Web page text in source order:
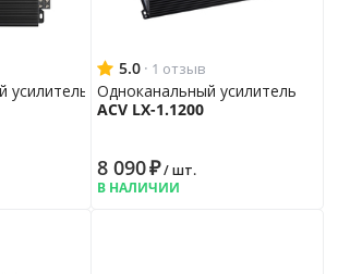
усилитель
5.0 · 1 отзыв
Одноканальный усилитель
ACV LX-1.1200
8 090₽/ шт.
В НАЛИЧИИ